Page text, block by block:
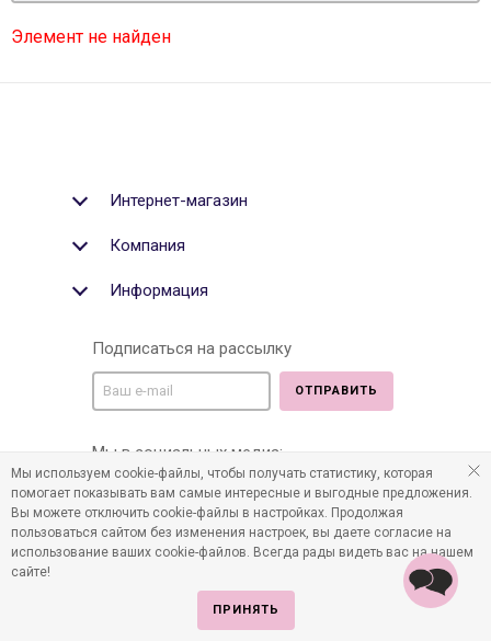
Элемент не найден
Интернет-магазин
Компания
Информация
Подписаться на рассылку
ОТПРАВИТЬ
Мы в социальных медиа:
©2011-2026 Все права защищены. Интернет-магазин
Мы используем cookie-файлы, чтобы получать статистику, которая
помогает показывать вам самые интересные и выгодные предложения.
Вы можете отключить cookie-файлы в настройках. Продолжая
пользоваться сайтом без изменения настроек, вы даете согласие на
использование ваших cookie-файлов. Всегда рады видеть вас на нашем
сайте!
ПРИНЯТЬ